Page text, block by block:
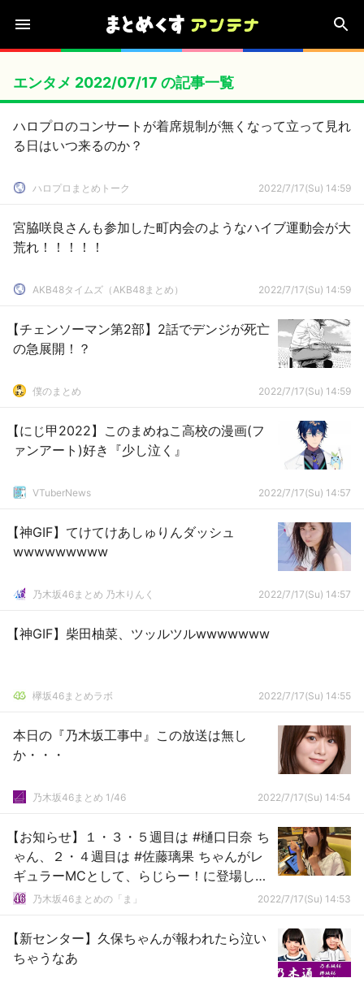
エンタメ 2022/07/17 の記事一覧
ハロプロのコンサートが着席規制が無くなって立って見れ
る日はいつ来るのか？
ハロプロまとめトーク 2022/7/17(Su) 14:59
宮脇咲良さんも参加した町内会のようなハイブ運動会が大
荒れ！！！！！
AKB48タイムズ（AKB48まとめ） 2022/7/17(Su) 14:59
【チェンソーマン第2部】2話でデンジが死亡
の急展開！？
僕のまとめ 2022/7/17(Su) 14:59
【にじ甲2022】このまめねこ高校の漫画(フ
ァンアート)好き『少し泣く』
VTuberNews 2022/7/17(Su) 14:57
【神GIF】てけてけあしゅりんダッシュ
wwwwwwwww
乃木坂46まとめ 乃木りんく 2022/7/17(Su) 14:57
【神GIF】柴田柚菜、ツッルツルwwwwwww
欅坂46まとめラボ 2022/7/17(Su) 14:55
本日の『乃木坂工事中』この放送は無し
か・・・
乃木坂46まとめ 1/46 2022/7/17(Su) 14:54
【お知らせ】１・３・５週目は #樋口日奈 ち
ゃん、２・４週目は #佐藤璃果 ちゃんがレ
ギュラーMCとして、らじらー！に登場して
くれることになりました～
乃木坂46まとめの「ま」 2022/7/17(Su) 14:53
【新センター】久保ちゃんが報われたら泣い
ちゃうなあ